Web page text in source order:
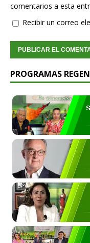
comentarios a esta
Recibir un correo
PROGRAMAS